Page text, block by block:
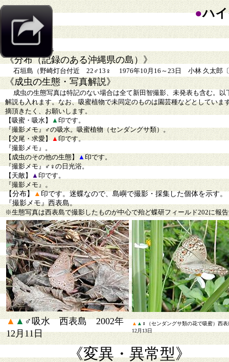
●ハ
《学名》
Junonia atlites
《分布（記録のある沖縄県の島）》
石垣島（野崎灯台付近 22♂13♀ 1976年10月16～23日 小林 久太郎〔
《成虫の生態・写真解説》
成虫の生態写真は特記のない場合は全て新田智撮影、未発表も含む。
解説も入れます。なお、吸蜜植物で未同定のものは園芸種などとしてい
摘頂きたく、お願いします。
【吸蜜・吸水】
▲ 印です。
『撮影メモ』♂の吸水。吸蜜植物（センダングサ類）。
【交尾・求愛】▲印です。
『撮影メモ』。
【成虫のその他の生態】
▲ 印です。
『撮影メモ』♂♀の日光浴。
【天敵】
▲ 印です。
『撮影メモ』 。
【分布】▲印です。迷蝶なので、島嶼で撮影・採集した個体を示す。
『撮影メモ』西表島。
※生態写真は西表島で撮影したものが中心で殆ど蝶研フィールド202に報
▲▲♂吸水 西表島 2002年
12月11日
▲ ▲ ♀（センダングサ類の花で吸蜜）西
12月13日
《変異・異常型》